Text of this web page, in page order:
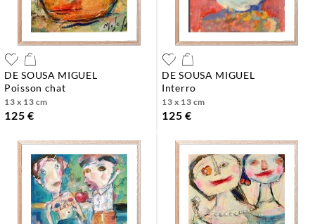
DE SOUSA MIGUEL
poisson chat
13 x 13 cm
125 €
DE SOUSA MIGUEL
interro
13 x 13 cm
125 €